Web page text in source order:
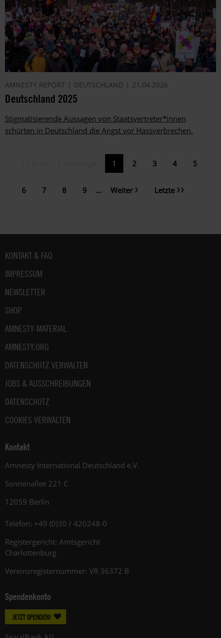
AMNESTY REPORT DEUTSCHLAND 21.04.2026
Deutschland 2025
Stigmatisierende Aussagen von Staatsvertreter*innen
schürten in Deutschland die Angst vor Hassverbrechen.
Aktuelle
Seite
1 Page
2 Page
3 Page
4 Page
5
Page
6 Page
7 Page
8 Page
9 …
Nächste
Weiter
Letzte
Letzte
Fußbereich
KONTAKT & FAQ
IMPRESSUM
NEWSLETTER
SHOP
AMNESTY-MATERIAL
AMNESTY.ORG
DATENSCHUTZ VERWALTEN
JOBS & AUSSCHREIBUNGEN
DATENSCHUTZ
COOKIES VERWALTEN
Kontakt
Amnesty International Deutschland e.V.
Sonnenallee 221 C
12059 Berlin
Telefon: +49 (0)30 / 420248-0
Registergericht: Amtsgericht
Charlottenburg
Vereinsregisternummer: VR 36372 B
Spendenkonto
JETZT SPENDEN!